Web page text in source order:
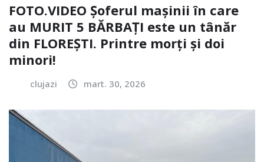
FOTO.VIDEO Șoferul mașinii în care
au MURIT 5 BĂRBAȚI este un tânăr
din FLOREȘTI. Printre morți și doi
minori!
clujazi mart. 30, 2026